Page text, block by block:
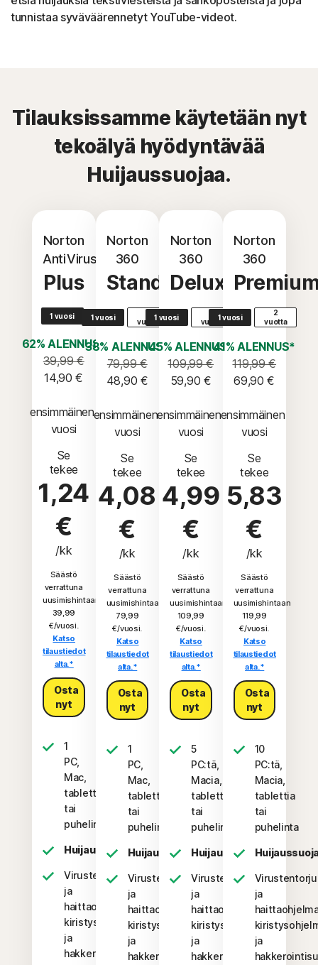
tunnistaa syväväärennetyt YouTube-videot.
Tilauksissamme käytetään nyt
tekoälyä hyödyntävää
Huijaussuojaa.
Norton
AntiVirus
Plus
1 vuosi
62% ALENNUS*
39,99 €
14,90 €
ensimmäinen
vuosi
Se
tekee
1,24
€
/kk
Säästö
verrattuna
uusimishintaan
39,99
€/vuosi.
Katso
tilaustiedot
alta.*
Osta
nyt
1
PC,
Mac,
tabletti
tai
puhelin
Huijaussuoja
Virustentorjunta
ja
haittaohjelma-,
kiristysohjelma-
ja
hakkerointisuojaus
Norton
360
Standard
1 vuosi
2
vuotta
38% ALENNUS*
79,99 €
48,90 €
ensimmäinen
vuosi
Se
tekee
4,08
€
/kk
Säästö
verrattuna
uusimishintaan
79,99
€/vuosi.
Katso
tilaustiedot
alta.*
Osta
nyt
1
PC,
Mac,
tabletti
tai
puhelin
Huijaussuoja
Virustentorjunta
ja
haittaohjelma-,
kiristysohjelma-
ja
hakkerointisuojaus
Norton
360
Deluxe
1 vuosi
vuotta
45% ALENNUS*
109,99 €
59,90 €
ensimmäinen
vuosi
Se
tekee
4,99
€
/kk
Säästö
verrattuna
uusimishintaan
109,99
€/vuosi.
Katso
tilaustiedot
alta.*
Osta
nyt
5
PC:tä,
Macia,
tablettia
tai
puhelinta
Huijaussuoja
Virustentorjunta
ja
haittaohjelma-,
kiristysohjelma-
ja
hakkerointisuojaus
Norton
360
1 vuosi
2
vuotta
41% ALENNUS*
119,99 €
69,90 €
ensimmäinen
vuosi
Se
tekee
5,83
€
/kk
Säästö
verrattuna
uusimishintaan
119,99
€/vuosi.
Katso
tilaustiedot
alta.*
Osta
nyt
10
PC:tä,
Macia,
tablettia
tai
puhelinta
ja
ja